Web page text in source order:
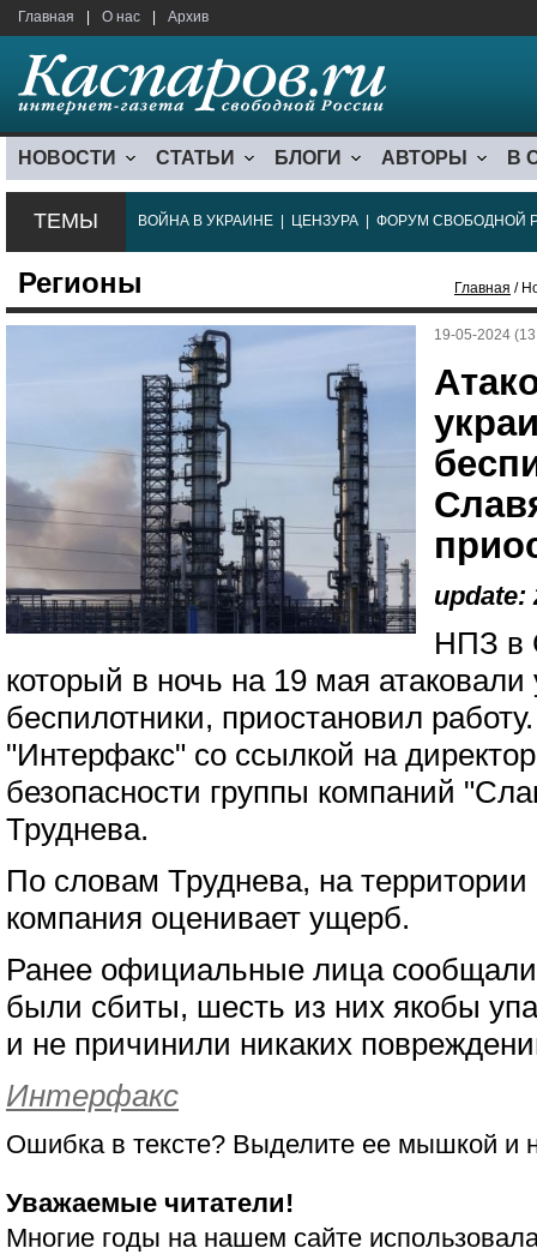
Главная О нас Архив
НОВОСТИ СТАТЬИ БЛОГИ АВТОРЫ В
ТЕМЫ ВОЙНА В УКРАИНЕ ЦЕНЗУРА ФОРУМ СВОБОДНОЙ
Регионы Главная /
19-05-2024
update:
НПЗ в
который в ночь на 19 мая атаковали
беспилотники, приостановил
"Интерфакс" со ссылкой на
безопасности группы компаний
Труднева.
По словам Труднева, на
компания оценивает ущерб.
Ранее официальные лица
были сбиты, шесть из них якобы
и не причинили никаких
Интерфакс
Ошибка в тексте? Выделите ее мышкой и
Уважаемые читатели!
Многие годы на нашем сайте